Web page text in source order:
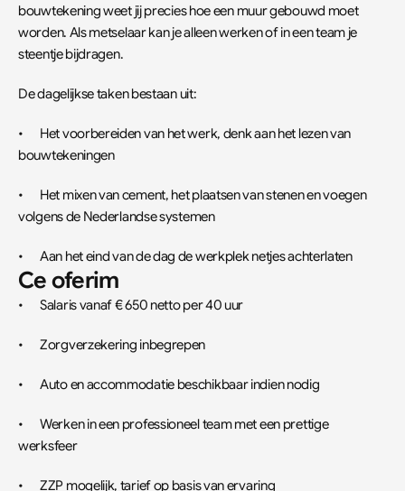
bouwtekening weet jij precies hoe een muur gebouwd moet
worden. Als metselaar kan je alleen werken of in een team je
steentje bijdragen.
De dagelijkse taken bestaan uit:
•	Het voorbereiden van het werk, denk aan het lezen van
bouwtekeningen
•	Het mixen van cement, het plaatsen van stenen en voegen
volgens de Nederlandse systemen
•	Aan het eind van de dag de werkplek netjes achterlaten
Ce oferim
•	Salaris vanaf € 650 netto per 40 uur
•	Zorgverzekering inbegrepen
•	Auto en accommodatie beschikbaar indien nodig
•	Werken in een professioneel team met een prettige
werksfeer
•	ZZP mogelijk, tarief op basis van ervaring